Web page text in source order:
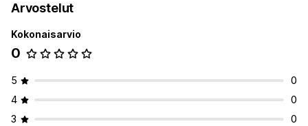
Arvostelut
Kokonaisarvio
0
5
0
4
0
3
0